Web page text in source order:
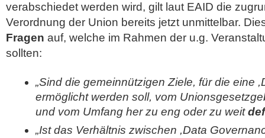
verabschiedet werden wird, gilt laut EAID die
Verordnung der Union bereits jetzt unmittelbar.
Fragen auf, welche im Rahmen der u.g.
sollten:
„Sind die gemeinnützigen Ziele, für die eine
ermöglicht werden soll, vom
und vom Umfang her zu eng oder zu weit
„Ist das Verhältnis zwischen ,Data